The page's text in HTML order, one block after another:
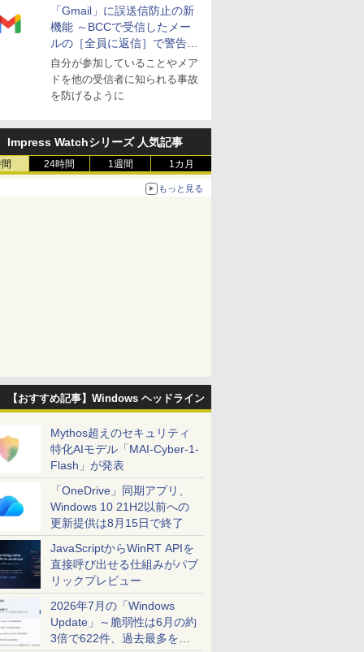
「Gmail」に誤送信防止の新
機能 ～BCCで受信したメー
ルの［全員に返信］で警告を
表示
自分が参加していることやメア
ドを他の受信者に知られる事故
を防げるように
Impress Watchシリーズ 人気記事
24時間 1週間 1カ月
もっと見る
【おすすめ記事】Windows ヘッドライン
Mythos超えのセキュリティ
特化AIモデル「MAI-Cyber-1-
Flash」が発表
「OneDrive」同期アプリ、
Windows 10 21H2以前への
更新提供は8月15日で終了
JavaScriptからWinRT APIを
直接呼び出せる仕組みがパブ
リックプレビュー
2026年7月の「Windows
Update」～脆弱性は6月の約
3倍で622件、過去最多を大